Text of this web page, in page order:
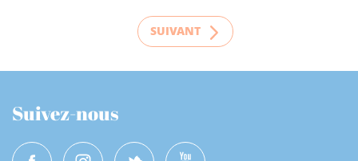
SUIVANT
Suivez-nous